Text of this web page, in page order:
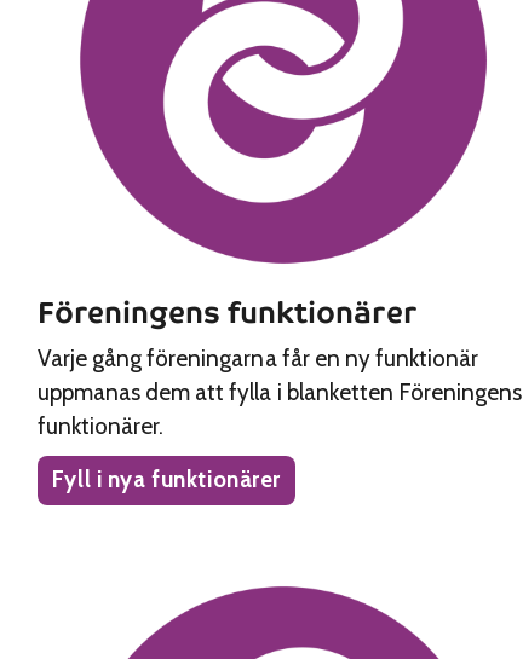
Föreningens funktionärer
Varje gång föreningarna får en ny funktionär
uppmanas dem att fylla i blanketten Föreningens
funktionärer.
Fyll i nya funktionärer